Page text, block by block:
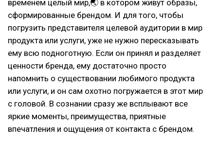
временем целый мир,🌏 в котором живут образы,
сформированные брендом. И для того, чтобы
погрузить представителя целевой аудитории в мир
продукта или услуги, уже не нужно пересказывать
ему всю подноготную. Если он принял и разделяет
ценности бренда, ему достаточно просто
напомнить о существовании любимого продукта
или услуги, и он сам охотно погружается в этот мир
с головой. В сознании сразу же всплывают все
яркие моменты, преимущества, приятные
впечатления и ощущения от контакта с брендом.